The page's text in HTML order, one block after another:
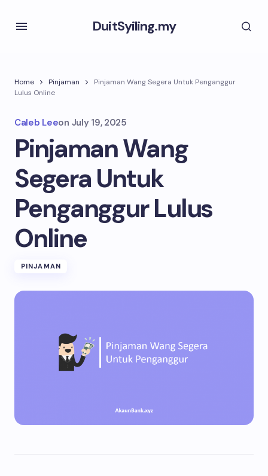
DuitSyiling.my
Home Pinjaman
Pinjaman Wang Segera Untuk Penganggur
Lulus Online
Caleb Leeon July 19, 2025
Pinjaman Wang
Segera Untuk
Penganggur Lulus
Online
PINJAMAN